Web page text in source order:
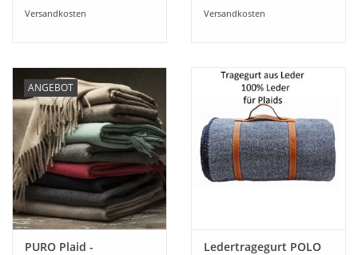
Versandkosten
Versandkosten
ANGEBOT
PURO Plaid -
Ledertragegurt POLO